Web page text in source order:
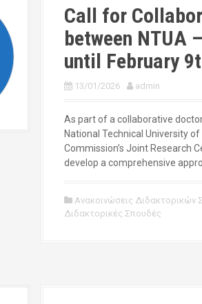
Call for
between NTUA
until February
13/01/2026 admin
As part of a collaborative
National Technical University
Commission’s Joint Research
develop a comprehensive
Ανακοινώσεις Διδακτορικών
Διδακτορικές Σπουδές